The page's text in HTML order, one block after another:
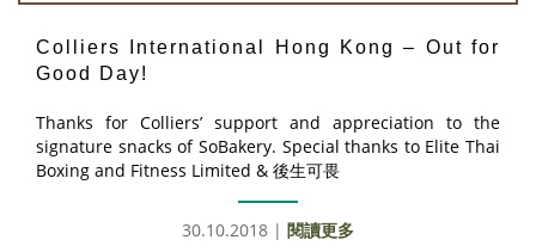
Colliers International Hong Kong – Out for
Good Day!
Thanks for Colliers’ support and appreciation to the
signature snacks of SoBakery. Special thanks to Elite Thai
Boxing and Fitness Limited & 後生可畏
30.10.2018 | 閱讀更多